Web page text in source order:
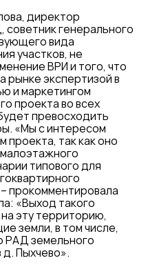
директор
генерального
вида
участков, не
ВРИ и того, что
рынке экспертизой в
и маркетингом
проекта во всех
превосходить
«Мы с интересом
проекта, так как оно
типового для
прокомментировала
«Выход такого
на эту территорию,
земли, в том числе,
РАД земельного
Пыхчево».